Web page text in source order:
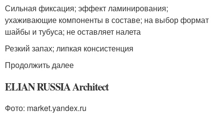
Сильная фиксация; эффект ламинирования;
ухаживающие компоненты в составе; на выбор формат
шайбы и тубуса; не оставляет налета
Резкий запах; липкая консистенция
Продолжить далее
ELIAN RUSSIA Architect
Фото: market.yandex.ru